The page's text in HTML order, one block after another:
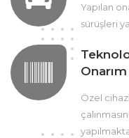
Yapılan
sürüşleri
Özel